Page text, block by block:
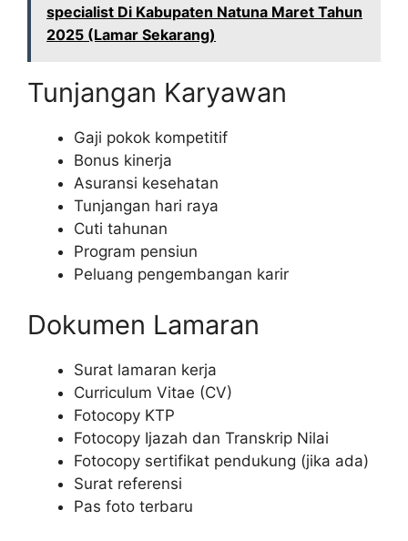
specialist Di Kabupaten Natuna Maret Tahun
2025 (Lamar Sekarang)
Tunjangan Karyawan
Gaji pokok kompetitif
Bonus kinerja
Asuransi kesehatan
Tunjangan hari raya
Cuti tahunan
Program pensiun
Peluang pengembangan karir
Dokumen Lamaran
Surat lamaran kerja
Curriculum Vitae (CV)
Fotocopy KTP
Fotocopy Ijazah dan Transkrip Nilai
Fotocopy sertifikat pendukung (jika ada)
Surat referensi
Pas foto terbaru